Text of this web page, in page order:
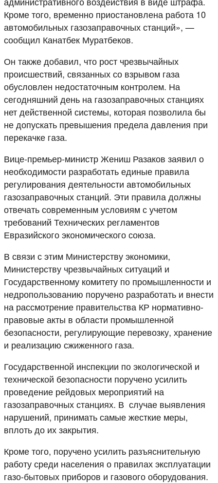
Кроме того, временно приостановлена работа 10
автомобильных газозаправочных станций», —
сообщил Канатбек Муратбеков.
Он также добавил, что рост чрезвычайных
происшествий, связанных со взрывом газа
обусловлен недостаточным контролем. На
сегодняшний день на газозаправочных станциях
нет действенной системы, которая позволила бы
не допускать превышения предела давления при
перекачке газа.
Вице-премьер-министр Жениш Разаков заявил о
необходимости разработать единые правила
регулирования деятельности автомобильных
газозаправочных станций. Эти правила должны
отвечать современным условиям с учетом
требований Технических регламентов
Евразийского экономического союза.
В связи с этим Министерству экономики,
Министерству чрезвычайных ситуаций и
Государственному комитету по промышленности и
недропользованию поручено разработать и внести
на рассмотрение правительства КР нормативно-
правовые акты в области промышленной
безопасности, регулирующие перевозку, хранение
и реализацию сжиженного газа.
Государственной инспекции по экологической и
технической безопасности поручено усилить
проведение рейдовых мероприятий на
газозаправочных станциях. В случае выявления
нарушений, принимать самые жесткие меры,
вплоть до их закрытия.
Кроме того, поручено усилить разъяснительную
работу среди населения о правилах эксплуатации
газо-бытовых приборов и газового оборудования.